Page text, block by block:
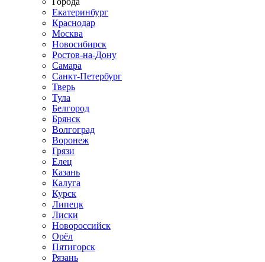
Екатеринбург
Краснодар
Москва
Новосибирск
Ростов-на-Дону
Самара
Санкт-Петербург
Тверь
Тула
Белгород
Брянск
Волгоград
Воронеж
Грязи
Елец
Казань
Калуга
Курск
Липецк
Лиски
Новороссийск
Орёл
Пятигорск
Рязань